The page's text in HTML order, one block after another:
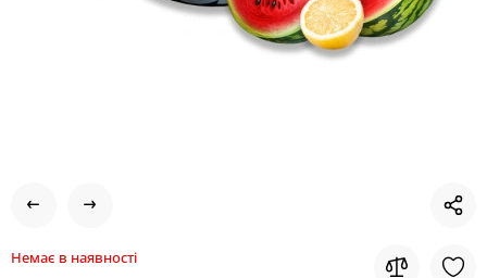
Немає в наявності